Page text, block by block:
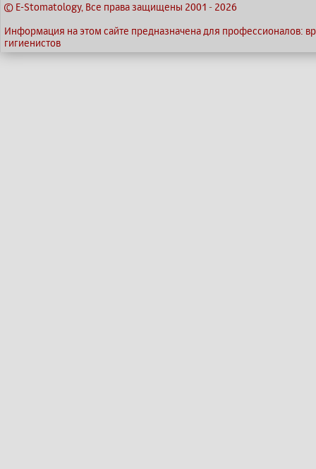
© E-Stomatology, Все права защищены 2001 - 2026
Информация на этом сайте предназначена для профессионалов:
гигиенистов